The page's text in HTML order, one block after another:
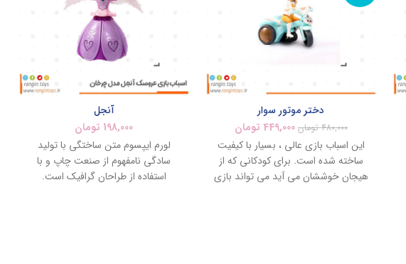
دختر موتور سوار
480,000 تومان 449,000 تومان
این اسباب بازی عالی ، بسیار با کیفیت
ساخته شده است. برای کودکانی که از
هیجان خوششان می آید می تواند بازی
آنجل
198,000 تومان
لورم ایپسوم متن ساختگی با تولید
سادگی نامفهوم از صنعت چاپ و با
استفاده از طراحان گرافیک است.